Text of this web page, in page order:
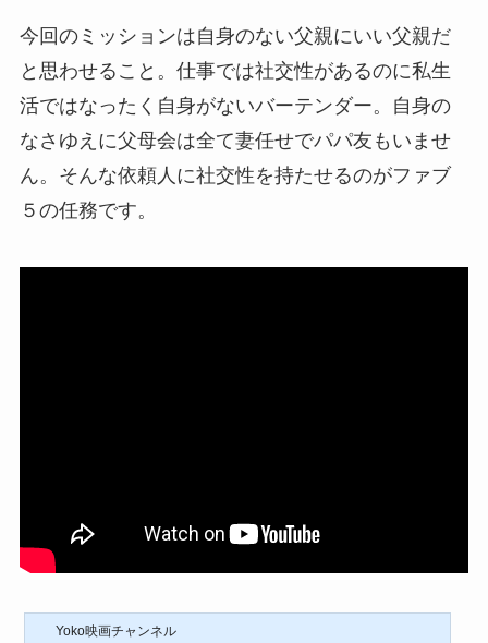
今回のミッションは自身のない父親にいい父親だ
と思わせること。仕事では社交性があるのに私生
活ではなったく自身がないバーテンダー。自身の
なさゆえに父母会は全て妻任せでパパ友もいませ
ん。そんな依頼人に社交性を持たせるのがファブ
５の任務です。
Yoko映画チャンネル